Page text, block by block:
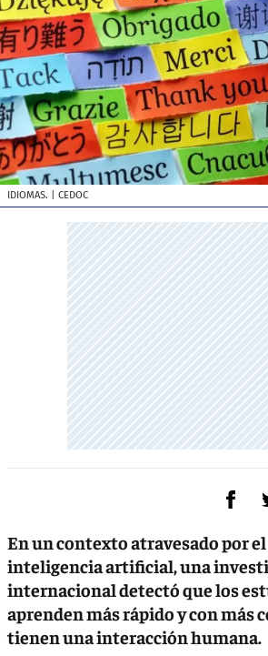
IDIOMAS. | CEDOC
En un contexto atravesado por el
inteligencia artificial, una
internacional detectó que los
aprenden más rápido y con más
tienen una interacción humana.